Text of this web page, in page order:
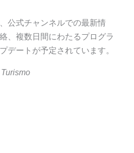
公式チャンネルでの最新情
、複数日間にわたるプログラ
デートが予定されています。